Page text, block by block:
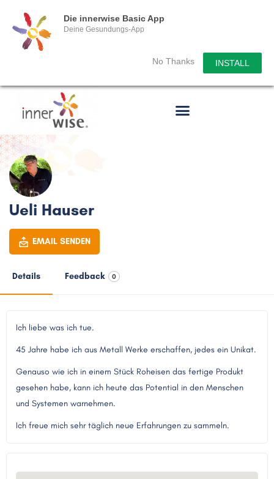
Die innerwise Basic App
Deine Gesundungs-App
No Thanks INSTALL
Ueli Hauser
EMAIL SENDEN
Details Feedback 0
Ich liebe was ich tue.
45 Jahre habe ich aus Metall Werke erschaffen, jedes ein Unikat.
Genauso wie ich in einem Stück Roheisen das fertige Produkt
gesehen habe, kann ich heute das Potential in den Menschen
und Systemen warnehmen.
Ich freue mich sehr täglich neue Erfahrungen zu sammeln.